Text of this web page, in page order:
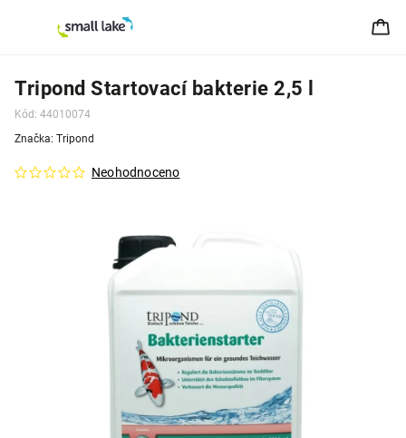
Tripond Startovací bakterie 2,5 l
Kód: 44010074
Neohodnoceno
Značka: Tripond